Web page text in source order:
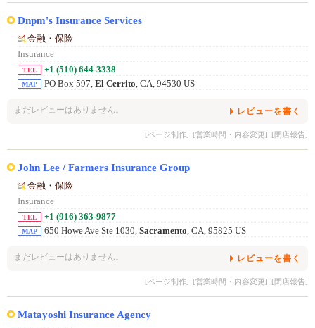
Dnpm's Insurance Services
金融・保险
Insurance
TEL +1 (510) 644-3338
MAP PO Box 597, El Cerrito, CA, 94530 US
まだレビューはありません。 レビューを書く
[ページ制作] [営業時間・内容変更] [閉店報告]
John Lee / Farmers Insurance Group
金融・保险
Insurance
TEL +1 (916) 363-9877
MAP 650 Howe Ave Ste 1030, Sacramento, CA, 95825 US
まだレビューはありません。 レビューを書く
[ページ制作] [営業時間・内容変更] [閉店報告]
Matayoshi Insurance Agency